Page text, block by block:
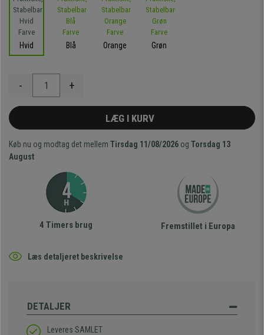
Hvid Blå Orange Grøn
- +
LÆG I KURV
Køb nu og modtag det mellem Tirsdag 11/08/2026 og Torsdag 13
August
4 Timers brug Fremstillet i Europa
Læs detaljeret beskrivelse
DETALJER
Leveres SAMLET